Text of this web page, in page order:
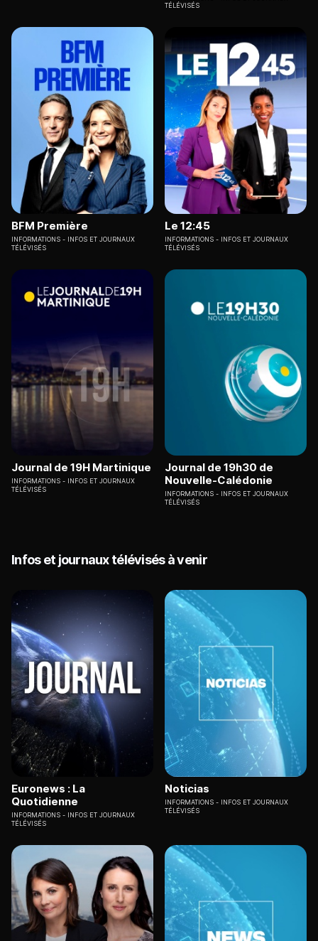
TÉLÉVISÉS
BFM Première
INFORMATIONS
INFOS ET JOURNAUX
TÉLÉVISÉS
Le 12:45
INFORMATIONS
INFOS ET JOURNAUX
TÉLÉVISÉS
Journal de 19H Martinique
INFORMATIONS
INFOS ET JOURNAUX
TÉLÉVISÉS
Journal de 19h30 de
Nouvelle-Calédonie
INFORMATIONS
INFOS ET JOURNAUX
TÉLÉVISÉS
Infos et journaux télévisés à venir
Euronews : La
Quotidienne
INFORMATIONS
INFOS ET JOURNAUX
TÉLÉVISÉS
Noticias
INFORMATIONS
INFOS ET JOURNAUX
TÉLÉVISÉS